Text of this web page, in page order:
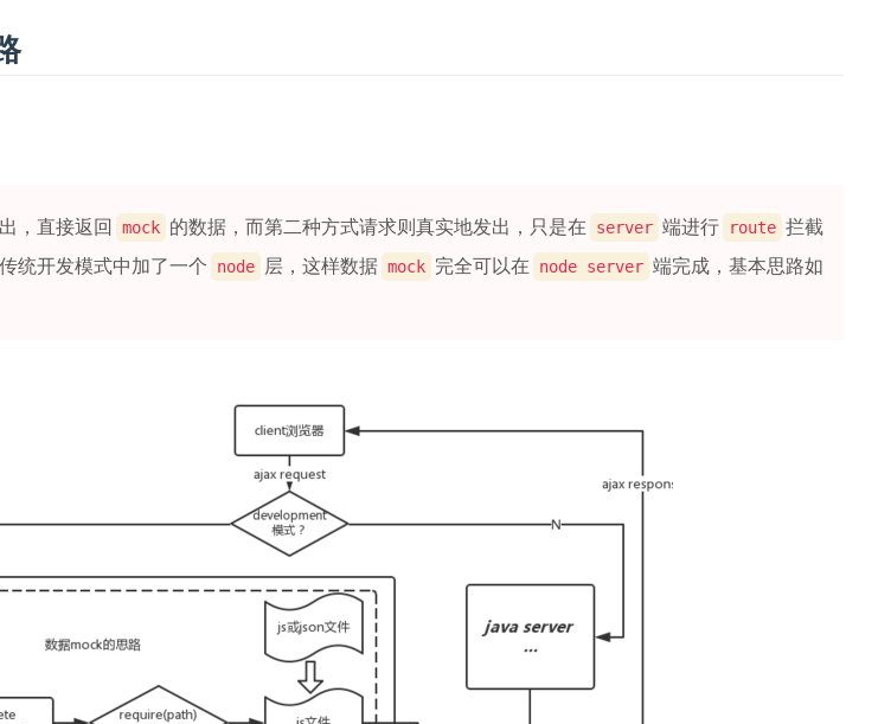
，直接返回 mock 的数据，而第二种方式请求则真实地发出，只是在 server 端进行 route 拦截
统开发模式中加了一个
node 层，这样数据 mock 完全可以在 node server 端完成，基本思路如